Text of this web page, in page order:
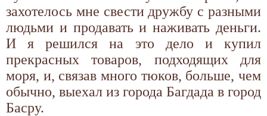
захотелось мне свести дружбу с разными
людьми и продавать и наживать деньги.
И я решился на это дело и купил
прекрасных товаров, подходящих для
моря, и, связав много тюков, больше, чем
обычно, выехал из города Багдада в город
Басру.